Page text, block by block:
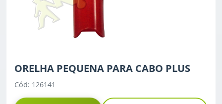
ORELHA PEQUENA PARA CABO PLUS
Cód: 126141